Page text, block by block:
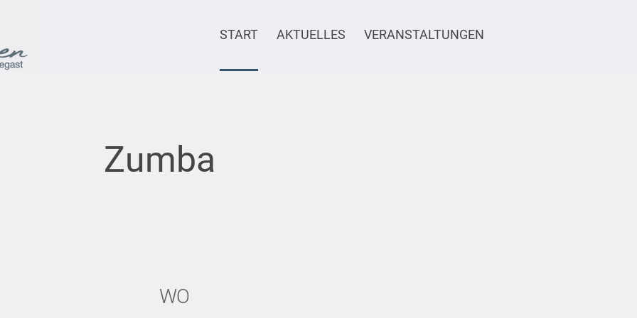
START AKTUELLES VERANSTALTUNGEN
Zumba
WO